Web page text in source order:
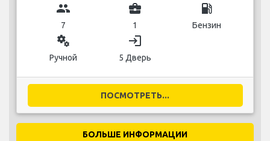
group
7
business_center
1
local_gas_station
Бензин
miscellaneous_services
Ручной
login
5 Дверь
ПОСМОТРЕТЬ...
БОЛЬШЕ ИНФОРМАЦИИ